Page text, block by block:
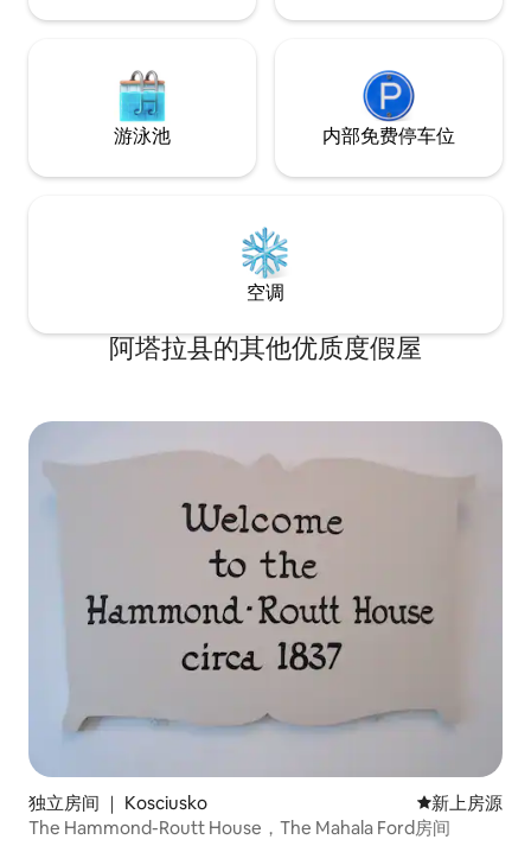
游泳池 内部免费停车位
空调
阿塔拉县的其他优质度假屋
独立房间 ｜ Kosciusko 新房源
新上房源
The Hammond-Routt House，The Mahala Ford房间